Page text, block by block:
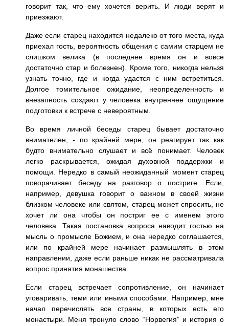
говорит так, что ему хочется верить. И люди верят и
приезжают.
Даже если старец находится недалеко от того места, куда
приехал гость, вероятность общения с самим старцем не
слишком велика (в последнее время он и вовсе
достаточно стар и болезнен). Кроме того, никогда нельзя
узнать точно, где и когда удастся с ним встретиться.
Долгое томительное ожидание, неопределенность и
внезапность создают у человека внутреннее ощущение
подготовки к встрече с невероятным.
Во время личной беседы старец бывает достаточно
внимателен, - по крайней мере, он реагирует так как
будто внимательно слушает и всё понимает. Человек
легко раскрывается, ожидая духовной поддержки и
помощи. Нередко в самый неожиданный момент старец
поворачивает беседу на разговор о постриге. Если,
например, девушка говорит о важном в своей жизни
близком человеке или святом, старец может спросить, не
хочет ли она чтобы он постриг ее с именем этого
человека. Такая постановка вопроса наводит гостью на
мысль о промысле Божием, и она нередко соглашается,
или по крайней мере начинает размышлять в этом
направлении, даже если раньше никак не рассматривала
вопрос принятия монашества.
Если старец встречает сопротивление, он начинает
уговаривать, теми или иными способами. Например, мне
начал перечислять все страны, в которых есть его
монастыри. Меня тронуло слово “Норвегия” и история о